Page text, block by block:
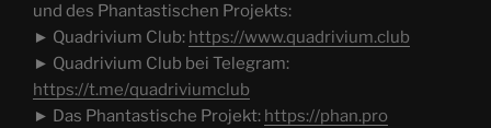
und des Phantastischen Projekts:
► Quadrivium Club: https://www.quadrivium.club
► Quadrivium Club bei Telegram:
https://t.me/quadriviumclub
► Das Phantastische Projekt: https://phan.pro